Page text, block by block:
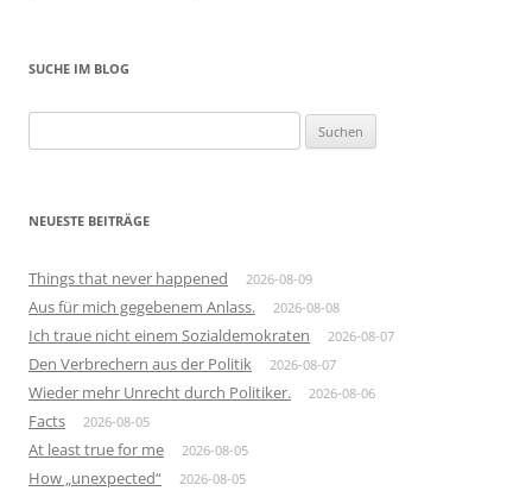
SUCHE IM BLOG
nach:
NEUESTE BEITRÄGE
Things that never happened 2026-08-09
Aus für mich gegebenem Anlass. 2026-08-08
Ich traue nicht einem Sozialdemokraten 2026-08-07
Den Verbrechern aus der Politik 2026-08-07
Wieder mehr Unrecht durch Politiker. 2026-08-06
Facts 2026-08-05
At least true for me 2026-08-05
How „unexpected“ 2026-08-05